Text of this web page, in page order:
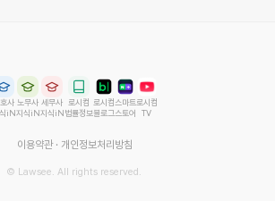
사
iN
노무사
지식iN
세무사
지식iN
로시컴
법률정보
로시컴
블로그
스마트
스토어
로시컴
TV
이용약관· 개인정보처리방침
© Lawsee. All rights reserved.